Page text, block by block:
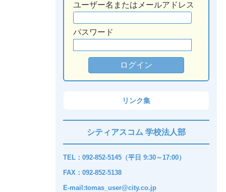
ユーザー名またはメールアドレス
パスワード
リンク集
シティアスコム 学校法人部
TEL：092-852-5145（平日 9:30～17:00）
FAX：092-852-5138
E-mail:tomas_user@city.co.jp